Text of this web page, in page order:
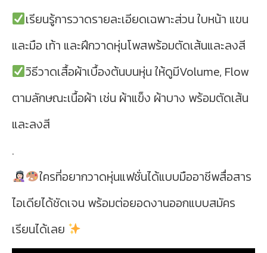
เรียนรู้การวาดรายละเอียดเฉพาะส่วน ใบหน้า แขน
และมือ เท้า และฝึกวาดหุ่นโพสพร้อมตัดเส้นและลงสี
วิธีวาดเสื้อผ้าเบื้องต้นบนหุ่น ให้ดูมีVolume, Flow
ตามลักษณะเนื้อผ้า เช่น ผ้าแข็ง ผ้าบาง พร้อมตัดเส้น
และลงสี
.
ใครที่อยากวาดหุ่นแฟชั่นได้แบบมืออาชีพสื่อสาร
ไอเดียได้ชัดเจน พร้อมต่อยอดงานออกแบบสมัคร
เรียนได้เลย